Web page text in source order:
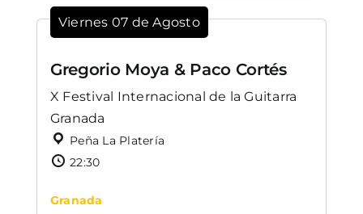
Viernes 07 de Agosto
Gregorio Moya & Paco Cortés
X Festival Internacional de la Guitarra
Granada
Peña La Platería
22:30
Granada